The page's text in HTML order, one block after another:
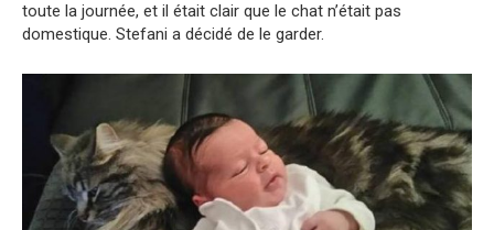
toute la journée, et il était clair que le chat n’était pas
domestique. Stefani a décidé de le garder.